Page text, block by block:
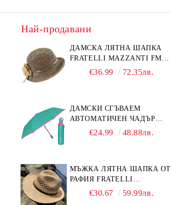
Най-продавани
ДАМСКА ЛЯТНА ШАПКА
FRATELLI MAZZANTI FM
6774, НАТУРАЛЕН/ЖЪЛТО
€36.99 72.35лв.
ДАМСКИ СГЪВАЕМ
АВТОМАТИЧЕН ЧАДЪР
OPEN-CLOSE | PERLETTI
€24.99 48.88лв.
МЪЖКА ЛЯТНА ШАПКА ОТ
РАФИЯ FRATELLI
MAZZANTI FM 7932,
€30.67 59.99лв.